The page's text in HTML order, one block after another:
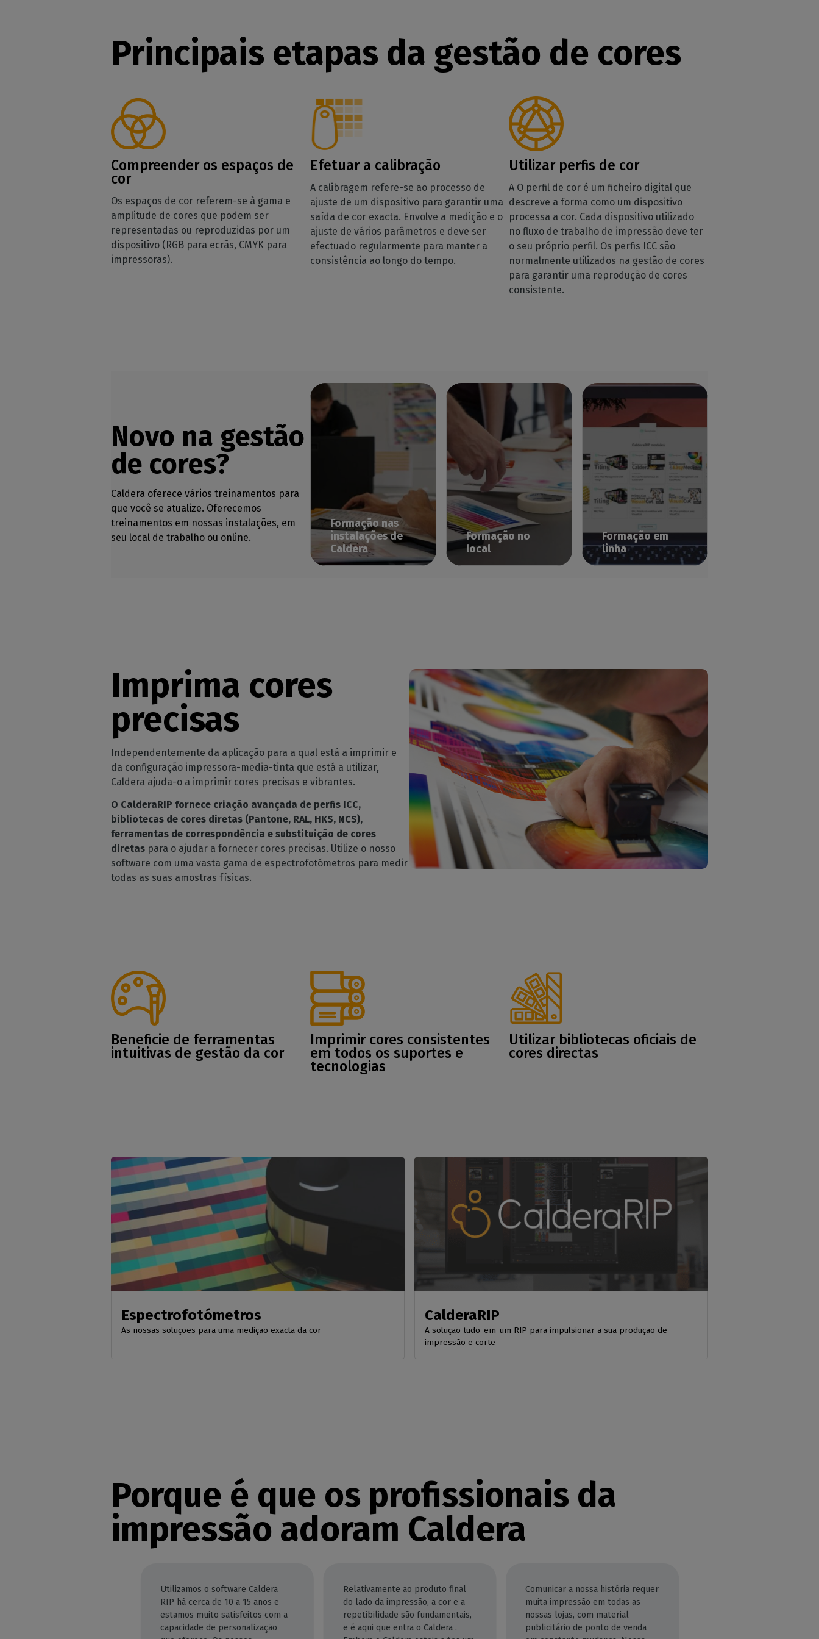
Principais etapas da gestão de cores
Compreender os espaços de
cor
Os espaços de cor referem-se à gama e
amplitude de cores que podem ser
representadas ou reproduzidas por um
dispositivo (RGB para ecrãs, CMYK para
impressoras).
Efetuar a calibração
A calibragem refere-se ao processo de
ajuste de um dispositivo para garantir uma
saída de cor exacta. Envolve a medição e o
ajuste de vários parâmetros e deve ser
efectuado regularmente para manter a
consistência ao longo do tempo.
Utilizar perfis de cor
A O perfil de cor é um ficheiro digital que
descreve a forma como um dispositivo
processa a cor. Cada dispositivo utilizado
no fluxo de trabalho de impressão deve ter
o seu próprio perfil. Os perfis ICC são
normalmente utilizados na gestão de cores
para garantir uma reprodução de cores
consistente.
Novo na gestão
de cores?
Caldera oferece vários treinamentos para
que você se atualize. Oferecemos
treinamentos em nossas instalações, em
seu local de trabalho ou online.
Formação nas
instalações de
Caldera
Receber formação
Formação no
local
Formação em
linha
Obtenha formação
Imprima cores
precisas
Independentemente da aplicação para a qual está a imprimir e
da configuração impressora-media-tinta que está a utilizar,
Caldera ajuda-o a imprimir cores precisas e vibrantes.
O CalderaRIP fornece criação avançada de perfis ICC,
bibliotecas de cores diretas (Pantone, RAL, HKS, NCS),
ferramentas de correspondência e substituição de cores
diretas para o ajudar a fornecer cores precisas. Utilize o nosso
software com uma vasta gama de espectrofotómetros para medir
todas as suas amostras físicas.
Beneficie de ferramentas
intuitivas de gestão da cor
Imprimir cores consistentes
em todos os suportes e
tecnologias
Utilizar bibliotecas oficiais de
cores directas
Espectrofotómetros
As nossas soluções para uma medição exacta da cor
CalderaRIP
A solução tudo-em-um RIP para impulsionar a sua produção de
impressão e corte
Porque é que os profissionais da
impressão adoram Caldera
Utilizamos o software Caldera
RIP há cerca de 10 a 15 anos e
estamos muito satisfeitos com a
capacidade de personalização
Relativamente ao produto final
do lado da impressão, a cor e a
repetibilidade são fundamentais,
e é aqui que entra o Caldera .
Comunicar a nossa história requer
muita impressão em todas as
nossas lojas, com material
publicitário de ponto de venda